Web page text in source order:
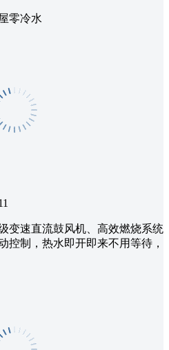
零冷水
变速直流鼓风机、高效燃烧系统
控制，热水即开即来不用等待，